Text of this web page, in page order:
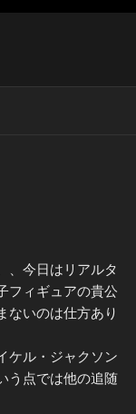
、今日はリアルタ
フィギュアの貴公
ないのは仕方あり
ケル・ジャクソン
う点では他の追随